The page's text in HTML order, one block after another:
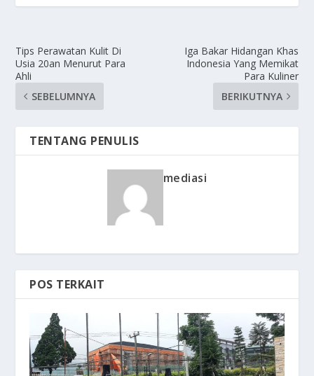
Tips Perawatan Kulit Di
Usia 20an Menurut Para
Ahli
SEBELUMNYA
Iga Bakar Hidangan Khas
Indonesia Yang Memikat
Para Kuliner
BERIKUTNYA
TENTANG PENULIS
mediasi
POS TERKAIT